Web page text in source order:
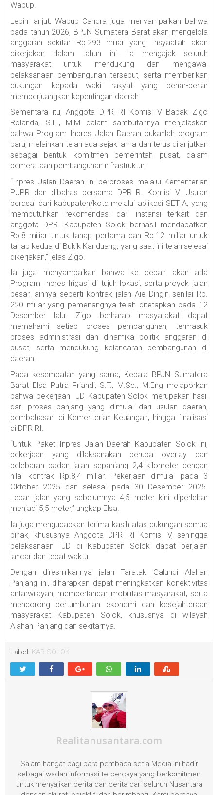
Wabup.
Lebih lanjut, Wabup Candra juga menyampaikan bahwa
pada tahun 2026, BPJN Sumatera Barat akan mengelola
anggaran sekitar Rp.293 miliar yang Insyaallah akan
dikerjakan dalam tahun ini. Ia mengajak seluruh
masyarakat untuk mendukung dan mengawal
pelaksanaan pembangunan tersebut, serta memberikan
dukungan kepada wakil rakyat yang benar-benar
memperjuangkan kepentingan daerah.
Sementara itu, Anggota DPR RI Komisi V Bapak Zigo
Rolanda, S.E., M.M dalam sambutannya menjelaskan
bahwa Program Inpres Jalan Daerah bukanlah program
baru, melainkan telah ada sejak lama dan terus dilanjutkan
sebagai bentuk komitmen pemerintah pusat, dalam
pemerataan pembangunan infrastruktur.
“Inpres Jalan Daerah ini berproses melalui Kementerian
PUPR dan dibahas bersama DPR RI Komisi V. Usulan
berasal dari kabupaten/kota melalui aplikasi SETIA, yang
membutuhkan rekomendasi dari instansi terkait dan
anggota DPR. Kabupaten Solok berhasil mendapatkan
Rp.8 miliar untuk tahap pertama dan Rp.12 miliar untuk
tahap kedua di Bukik Kanduang, yang saat ini telah selesai
dikerjakan,” jelas Zigo.
Ia juga menyampaikan bahwa ke depan akan ada
Program Inpres Irigasi di tujuh lokasi, serta proyek jalan
besar lainnya seperti kontrak jalan Aie Dingin senilai Rp.
220 miliar yang pemenangnya telah ditetapkan pada 12
Desember lalu. Zigo berharap masyarakat dapat
memahami setiap proses pembangunan, termasuk
proses administrasi dan dinamika politik anggaran di
pusat, serta mendukung kelancaran pembangunan di
daerah.
Pada kesempatan yang sama, Kepala BPJN Sumatera
Barat Elsa Putra Friandi, S.T., M.Sc., M.Eng melaporkan
bahwa pekerjaan IJD Kabupaten Solok merupakan hasil
dari proses panjang yang dimulai dari usulan daerah,
pembahasan di Kementerian Keuangan, hingga finalisasi
di DPR RI.
“Untuk Paket Inpres Jalan Daerah Kabupaten Solok ini,
pekerjaan yang dilaksanakan berupa overlay dan
pelebaran badan jalan sepanjang 2,4 kilometer dengan
nilai kontrak Rp.8,4 miliar. Pekerjaan dimulai pada 3
Oktober 2025 dan selesai pada 30 Desember 2025.
Lebar jalan yang sebelumnya 4,5 meter kini diperlebar
menjadi 5,5 meter,” ungkap Elsa.
Ia juga mengucapkan terima kasih atas dukungan semua
pihak, khususnya Anggota DPR RI Komisi V, sehingga
pelaksanaan IJD di Kabupaten Solok dapat berjalan
lancar dan tepat waktu.
Dengan diresmikannya jalan Taratak Galundi Alahan
Panjang ini, diharapkan dapat meningkatkan konektivitas
antarwilayah, memperlancar mobilitas masyarakat, serta
mendorong pertumbuhan ekonomi dan kesejahteraan
masyarakat Kabupaten Solok, khususnya di wilayah
Alahan Panjang dan sekitarnya.
Label: KAB.SOLOK
Realitanusantara.com
Salam hangat bagi para pembaca setia Media ini hadir
sebagai wadah informasi terpercaya yang berkomitmen
untuk menyajikan berita dan cerita dari seluruh Nusantara